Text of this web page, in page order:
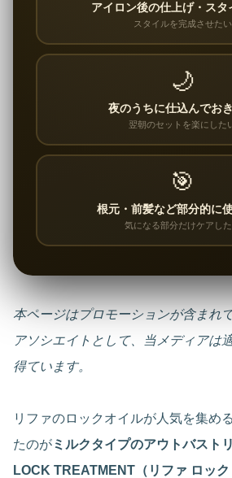
アイロン後の仕上げ・スタ
スタイルを完成させたい
🌙
夜のうちに仕込んでお
翌朝のセットを楽にした
🎯
根元・前髪など部分的に
気になる部分だけケアし
本ページはプロモーションが含まれ
アソシエイトとして、当メディアは
得ています。
リファのロックオイルが人気を集め
たのがミルクタイプのアウトバスト
LOCK TREATMENT（リファ ロッ